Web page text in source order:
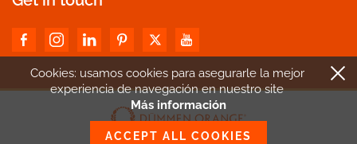
Cookies: usamos cookies para asegurarle la mejor
experiencia de navegación en nuestro site
Más información
ACCEPT ALL COOKIES